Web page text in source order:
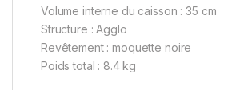
Volume interne du caisson : 35 cm
Structure : Agglo
Revêtement : moquette noire
Poids total : 8.4 kg